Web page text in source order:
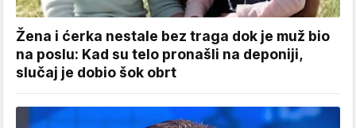
Žena i ćerka nestale bez traga dok je muž bio
na poslu: Kad su telo pronašli na deponiji,
slučaj je dobio šok obrt